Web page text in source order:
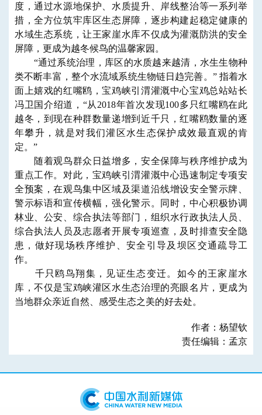
度，通过水源地保护、水质提升、岸线整治等一系列举
措，全方位筑牢库区生态屏障，逐步构建起稳定健康的
水域生态系统，让王家崖水库不仅成为灌溉防洪的安全
屏障，更成为越冬候鸟的温馨家园。
“通过系统治理，库区的水质越来越清，水生生物种
类不断丰富，整个水流域系统生物链日趋完善。” 指着水
面上嬉戏的红嘴鸥，宝鸡峡引渭灌溉中心宝鸡总站站长
冯卫国介绍道，“从2018年首次发现100多只红嘴鸥在此
越冬，到现在种群数量递增到近千只，红嘴鸥数量的逐
年攀升，就是对我们灌区水生态保护成效最直观的肯
定。”
随着观鸟群众日益增多，安全保障与秩序维护成为
重点工作。对此，宝鸡峡引渭灌溉中心迅速制定专项安
全预案，在观鸟集中区域及渠道沿线增设安全警示牌、
警示标语和宣传横幅，强化警示。同时，中心积极协调
林业、公安、综合执法等部门，组织水行政执法人员、
综合执法人员及志愿者开展专项巡查，及时排查安全隐
患，做好现场秩序维护、安全引导及坝区交通疏导工
作。
千只鸥鸟翔集，见证生态变迁。如今的王家崖水
库，不仅是宝鸡峡灌区水生态治理的亮眼名片，更成为
当地群众亲近自然、感受生态之美的好去处。
作者：杨望钦
责任编辑：孟京